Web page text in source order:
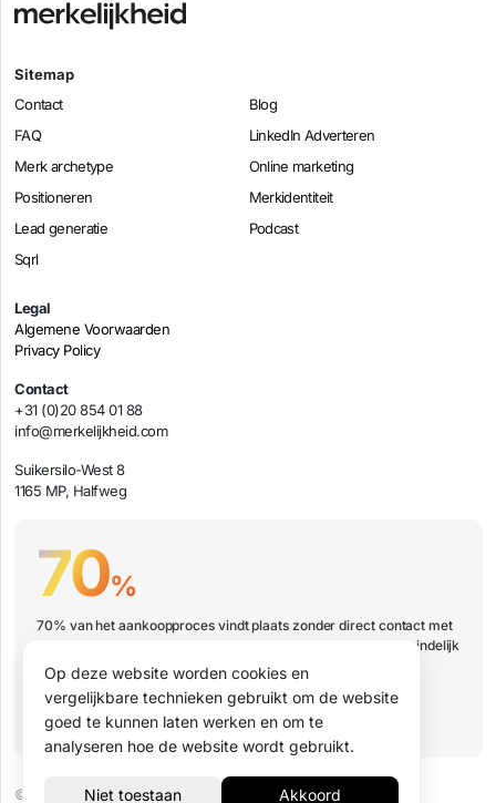
Sitemap
Contact
Blog
FAQ
LinkedIn Adverteren
Merk archetype
Online marketing
Positioneren
Merkidentiteit
Lead generatie
Podcast
Sqrl
Legal
Algemene Voorwaarden
Privacy Policy
Contact
+31 (0)20 854 01 88
info@merkelijkheid.com
Suikersilo-West 8
1165 MP, Halfweg
70%
70% van het aankoopproces vindt plaats zonder direct contact met
jouw organisatie. Hoe zorg je er dan voor dat jouw bedrijf uiteindelijk
wel op de shortlist staat?
Boek een presentatie
© 2026 Merkelijkheid B.V.
Op deze website worden cookies en
vergelijkbare technieken gebruikt om de website
goed te kunnen laten werken en om te
analyseren hoe de website wordt gebruikt.